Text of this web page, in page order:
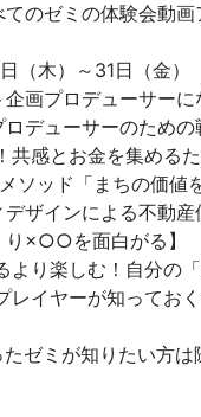
のゼミの体験会動
（木）～31日（金）
画プロデューサーに
デューサーのための
感とお金を集める
ソッド「まちの価値
ザインによる不動産
り×○○を面白がる】
り楽しむ！自分の
イヤーが知ってお
ゼミが知りたい方は